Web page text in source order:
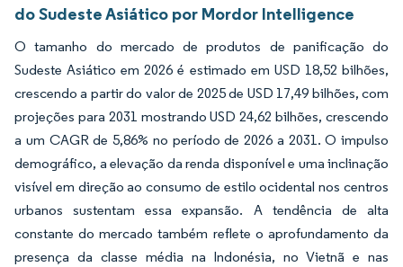
do Sudeste Asiático por Mordor Intelligence
O tamanho do mercado de produtos de panificação do
Sudeste Asiático em 2026 é estimado em USD 18,52 bilhões,
crescendo a partir do valor de 2025 de USD 17,49 bilhões, com
projeções para 2031 mostrando USD 24,62 bilhões, crescendo
a um CAGR de 5,86% no período de 2026 a 2031. O impulso
demográfico, a elevação da renda disponível e uma inclinação
visível em direção ao consumo de estilo ocidental nos centros
urbanos sustentam essa expansão. A tendência de alta
constante do mercado também reflete o aprofundamento da
presença da classe média na Indonésia, no Vietnã e nas